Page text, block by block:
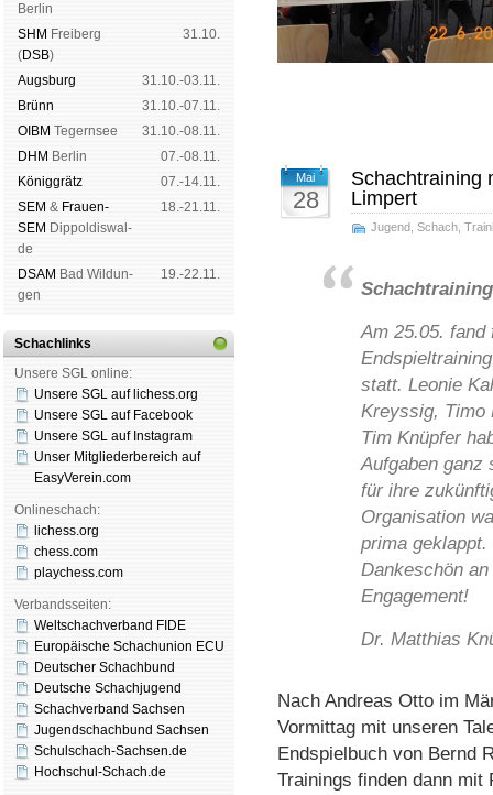
Ber­lin
SHM Frei­berg
(DSB)
31.10.
Augs­burg
31.10.-03.11.
Brünn
31.10.-07.11.
OIBM Tegern­see
31.10.-08.11.
DHM Ber­lin
07.-08.11.
König­grätz
07.-14.11.
SEM & Frauen-
SEM Dip­pol­dis­wal­
de
18.-21.11.
DSAM Bad Wil­dun­
gen
19.-22.11.
Schachlinks
Unsere SGL online:
Unsere SGL auf li­chess.org
Unsere SGL auf Face­book
Unsere SGL auf Insta­gram
Unser Mitgliederbereich auf
EasyVerein.com
Onlineschach:
lichess.org
chess.com
playchess.com
Verbandsseiten:
Weltschachverband FIDE
Europäische Schachunion ECU
Deutscher Schachbund
Deutsche Schachjugend
Schachverband Sachsen
Jugendschachbund Sachsen
Schulschach-Sachsen.de
Hochschul-Schach.de
Mai
28
Schachtraining
Limpert
Jugend Schach
Am 25.05. fand
statt. Leonie
Kreyssig, Timo
Tim Knüpfer
Aufgaben ganz
für ihre
Organisation
prima
Dankeschön
Engagement!
Dr. Matthias
Nach Andreas Otto im
Vormittag mit unseren
Endspielbuch von Bernd
Trainings finden dann mit